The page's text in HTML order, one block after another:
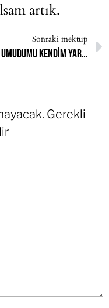
artık.
Sonraki mektup
Kendi umudumu kendim yaratıp bekliyorum
Gerekli